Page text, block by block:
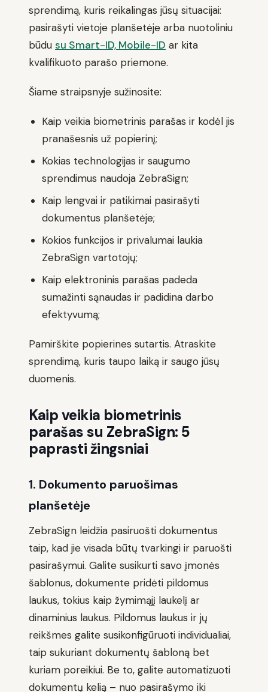
sprendimą, kuris reikalingas jūsų situacijai:
pasirašyti vietoje planšetėje arba nuotoliniu
būdu su Smart-ID, Mobile-ID ar kita
kvalifikuoto parašo priemone.
Šiame straipsnyje sužinosite:
Kaip veikia biometrinis parašas ir kodėl jis
pranašesnis už popierinį;
Kokias technologijas ir saugumo
sprendimus naudoja ZebraSign;
Kaip lengvai ir patikimai pasirašyti
dokumentus planšetėje;
Kokios funkcijos ir privalumai laukia
ZebraSign vartotojų;
Kaip elektroninis parašas padeda
sumažinti sąnaudas ir padidina darbo
efektyvumą;
Pamirškite popierines sutartis. Atraskite
sprendimą, kuris taupo laiką ir saugo jūsų
duomenis.
Kaip veikia biometrinis
parašas su ZebraSign: 5
paprasti žingsniai
1. Dokumento paruošimas
planšetėje
ZebraSign leidžia pasiruošti dokumentus
taip, kad jie visada būtų tvarkingi ir paruošti
pasirašymui. Galite susikurti savo įmonės
šablonus, dokumente pridėti pildomus
laukus, tokius kaip žymimąjį laukelį ar
dinaminius laukus. Pildomus laukus ir jų
reikšmes galite susikonfigūruoti individualiai,
taip sukuriant dokumentų šabloną bet
kuriam poreikiui. Be to, galite automatizuoti
dokumentų kelią – nuo pasirašymo iki